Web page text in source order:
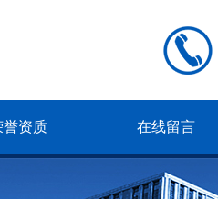
誉资质 在线留言